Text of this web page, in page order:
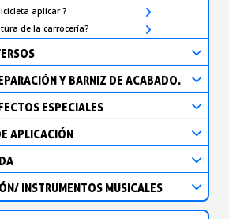
aplicar ?
de la carrocería?
Y BARNIZ DE ACABADO.
ESPECIALES
APLICACIÓN
INSTRUMENTOS MUSICALES